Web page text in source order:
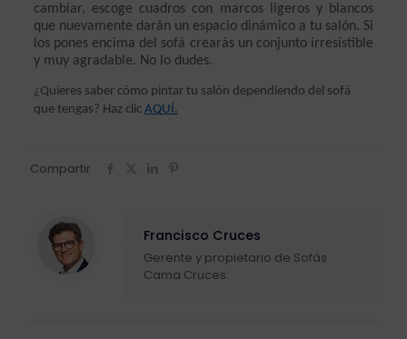
cambiar, escoge cuadros con marcos ligeros y blancos
que nuevamente darán un espacio dinámico a tu salón. Si
los pones encima del sofá crearás un conjunto irresistible
y muy agradable. No lo dudes.
¿Quieres saber cómo pintar tu salón dependiendo del sofá
que tengas? Haz clic AQUÍ.
Compartir
Francisco Cruces
Gerente y propietario de Sofás
Cama Cruces.